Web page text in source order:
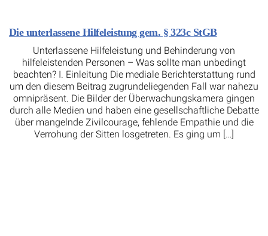
Die unterlassene Hilfeleistung gem. § 323c StGB
Unterlassene Hilfeleistung und Behinderung von
hilfeleistenden Personen – Was sollte man unbedingt
beachten? I. Einleitung Die mediale Berichterstattung rund
um den diesem Beitrag zugrundeliegenden Fall war nahezu
omnipräsent. Die Bilder der Überwachungskamera gingen
durch alle Medien und haben eine gesellschaftliche Debatte
über mangelnde Zivilcourage, fehlende Empathie und die
Verrohung der Sitten losgetreten. Es ging um […]